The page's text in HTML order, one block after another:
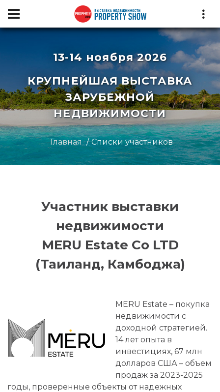
13-14 ноября 2026
КРУПНЕЙШАЯ ВЫСТАВКА
ЗАРУБЕЖНОЙ
НЕДВИЖИМОСТИ
Главная Списки участников
Участник выставки
недвижимости
MERU Estate Co LTD
(Таиланд, Камбоджа)
MERU Estate – покупка
недвижимости с
доходной стратегией.
14 лет опыта в
инвестициях, 67 млн
долларов США – объем
продаж за 2023-2025
годы, проверенные объекты от надежных